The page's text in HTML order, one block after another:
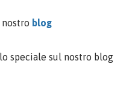
blog
speciale sul nostro blog